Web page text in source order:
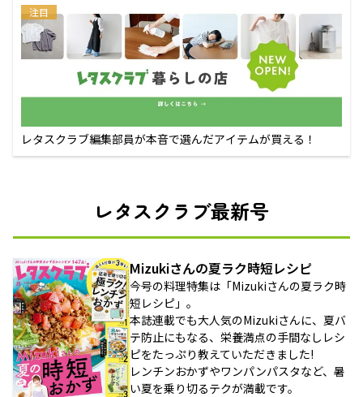
注目
レタスクラブ編集部員が本音で選んだアイテムが買える！
レタスクラブ最新号
Mizukiさんの夏ラク時短レシピ
今号の料理特集は「Mizukiさんの夏ラク時
短レシピ」。
本誌連載でも大人気のMizukiさんに、夏バ
テ防止にもなる、栄養満点の手間なしレシ
ピをたっぷり教えていただきました!
レンチンおかずやワンパンパスタなど、暑
い夏を乗り切るテクが満載です。